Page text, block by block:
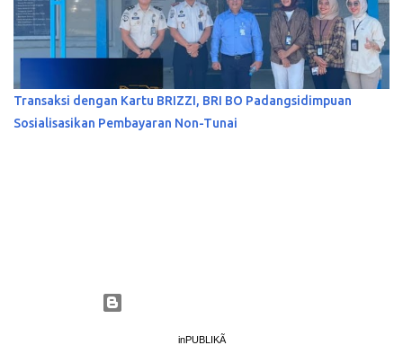
Transaksi dengan Kartu BRIZZI, BRI BO Padangsidimpuan
Sosialisasikan Pembayaran Non-Tunai
inPUBLIKÃ